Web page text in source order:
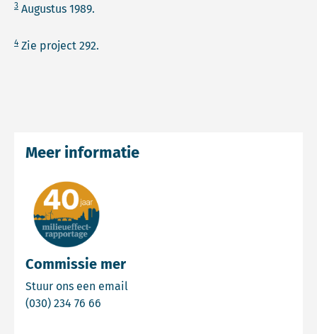
3 Augustus 1989.
4 Zie project 292.
Commissie mer
Stuur ons een email
(030) 234 76 66
Meer informatie